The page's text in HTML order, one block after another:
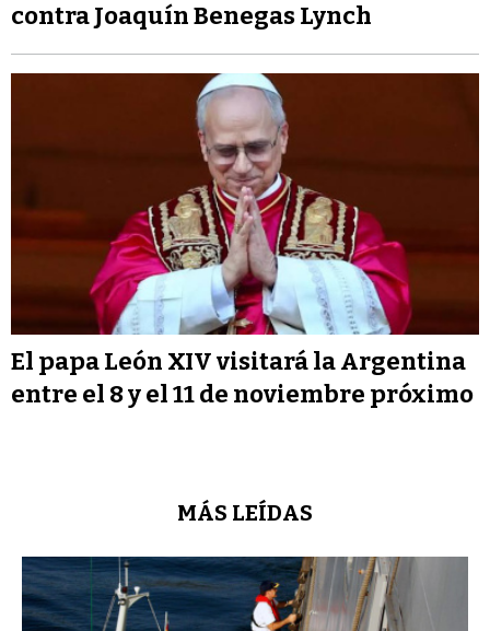
contra Joaquín Benegas Lynch
El papa León XIV visitará la Argentina
entre el 8 y el 11 de noviembre próximo
MÁS LEÍDAS